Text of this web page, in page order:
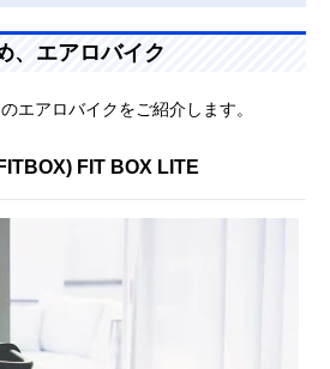
、エアロバイク
エアロバイクをご紹介します。
FIT BOX LITE